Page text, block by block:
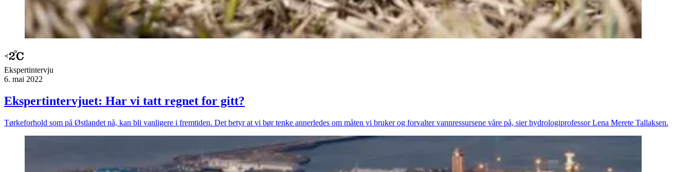
Ekspert­intervju
6. mai 2022
Ekspertintervjuet: Har vi tatt regnet for gitt?
Tørkeforhold som på Østlandet nå, kan bli vanligere i fremtiden. Det betyr at vi bør tenke annerledes om måten vi bruker og forvalter vannressursene våre på, sier hydrologiprofessor Lena Merete Tallaksen.